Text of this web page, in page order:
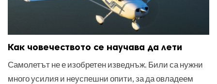
Как човечеството се научава да лети
Самолетът не е изобретен изведнъж. Били са нужни
много усилия и неуспешни опити, за да овладеем